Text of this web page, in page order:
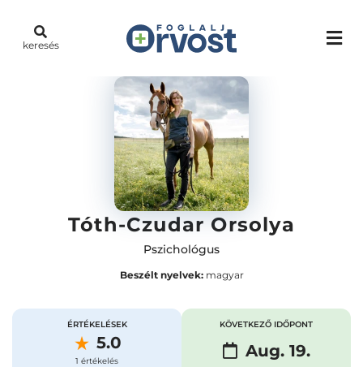
keresés
Tóth-Czudar Orsolya
Pszichológus
Beszélt nyelvek:magyar
ÉRTÉKELÉSEK
5.0
1 értékelés
KÖVETKEZŐ IDŐPONT
Aug. 19.